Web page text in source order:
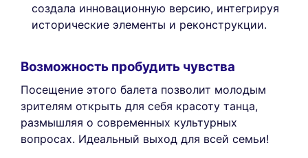
создала инновационную версию, интегрируя
исторические элементы и реконструкции.
Возможность пробудить чувства
Посещение этого балета позволит молодым
зрителям открыть для себя красоту танца,
размышляя о современных культурных
вопросах. Идеальный выход для всей семьи!